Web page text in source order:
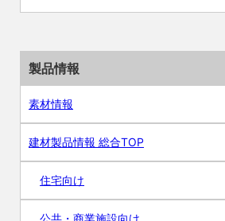
製品情報
素材情報
建材製品情報 総合TOP
住宅向け
公共・商業施設向け